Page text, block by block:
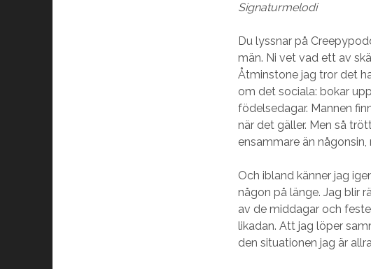
Signaturmelodi
Du lyssnar på
män. Ni vet vad ett av
Åtminstone jag tror det
om det sociala: bokar
födelsedagar. Mannen
när det gäller. Men så
ensammare än
Och ibland känner jag
någon på länge. Jag blir
av de middagar och
likadan. Att jag löper
den situationen jag är